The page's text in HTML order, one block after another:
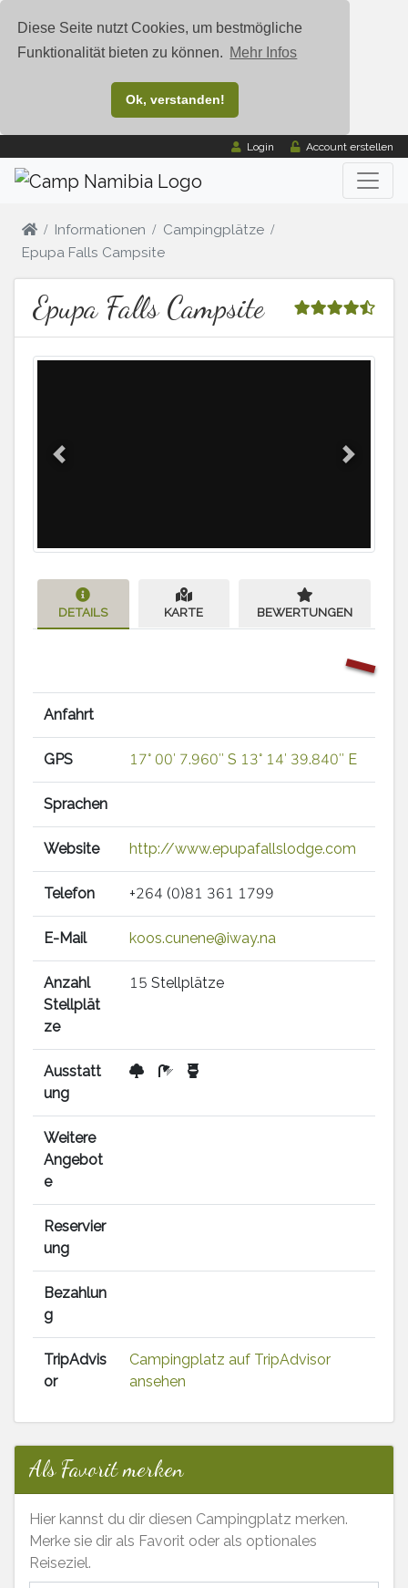
Diese Seite nutzt Cookies, um bestmögliche
Funktionalität bieten zu können. Mehr Infos
Ok, verstanden!
Login Account erstellen
Informationen
Campingplätze
Epupa Falls Campsite
Epupa Falls Campsite
Previous Next
DETAILS KARTE BEWERTUNGEN
Anfahrt
GPS 17° 00′ 7.960″ S 13° 14′ 39.840″ E
Sprachen
Website http://www.epupafallslodge.com
Telefon +264 (0)81 361 1799
E-Mail koos.cunene@iway.na
Anzahl
Stellplät
ze
15 Stellplätze
Ausstatt
ung
Weitere
Angebot
e
Reservier
ung
Bezahlun
g
TripAdvis
or
Campingplatz auf TripAdvisor
ansehen
Als Favorit merken
Hier kannst du dir diesen Campingplatz merken.
Merke sie dir als Favorit oder als optionales
Reiseziel.